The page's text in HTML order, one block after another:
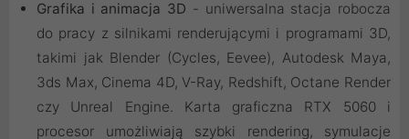
Grafika i animacja 3D - uniwersalna stacja robocza
do pracy z silnikami renderującymi i programami 3D,
takimi jak Blender (Cycles, Eevee), Autodesk Maya,
3ds Max, Cinema 4D, V-Ray, Redshift, Octane Render
czy Unreal Engine. Karta graficzna RTX 5060 i
procesor umożliwiają szybki rendering, symulacje